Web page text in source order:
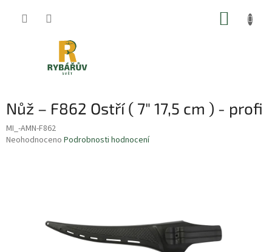
Nůž – F862 Ostří ( 7" 17,5 cm ) - profi
MI_-AMN-F862
Průměrné
Neohodnoceno Podrobnosti hodnocení